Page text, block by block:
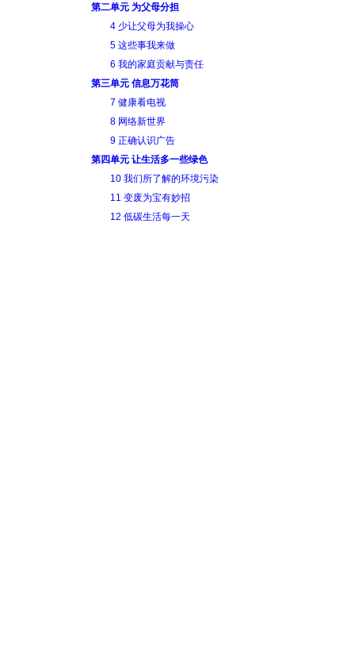
第二单元 为父母分担
4 少让父母为我操心
5 这些事我来做
6 我的家庭贡献与责任
第三单元 信息万花筒
7 健康看电视
8 网络新世界
9 正确认识广告
第四单元 让生活多一些绿色
10 我们所了解的环境污染
11 变废为宝有妙招
12 低碳生活每一天